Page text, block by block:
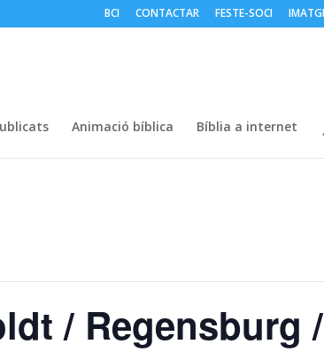
BCI CONTACTAR FESTE-SOCI
Animació bíblica Bíblia a internet
/ Regensburg /